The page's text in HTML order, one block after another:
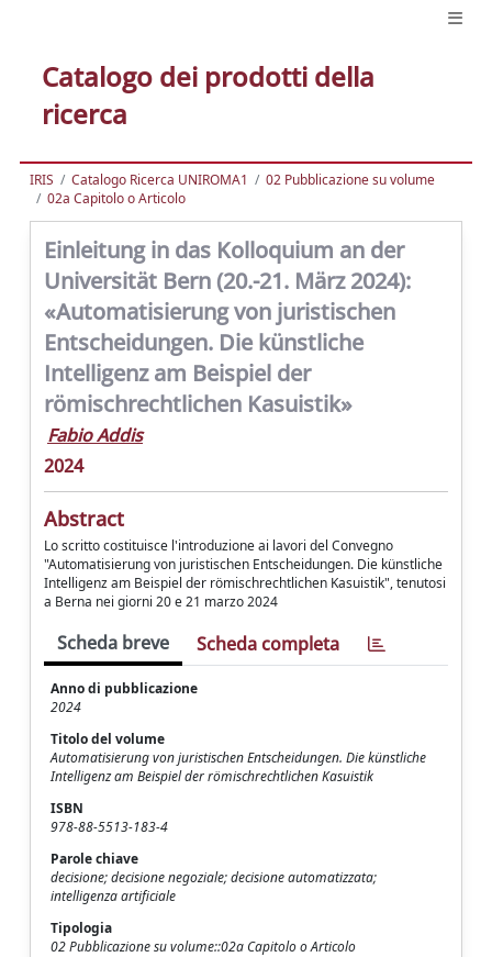
Catalogo dei prodotti della
ricerca
IRIS Catalogo Ricerca UNIROMA1
02 Pubblicazione su volume
02a Capitolo o Articolo
Einleitung in das Kolloquium an der
Universität Bern (20.-21. März 2024):
«Automatisierung von juristischen
Entscheidungen. Die künstliche
Intelligenz am Beispiel der
römischrechtlichen Kasuistik»
Fabio Addis
2024
Abstract
Lo scritto costituisce l'introduzione ai lavori del Convegno
"Automatisierung von juristischen Entscheidungen. Die künstliche
Intelligenz am Beispiel der römischrechtlichen Kasuistik", tenutosi
a Berna nei giorni 20 e 21 marzo 2024
Scheda breve Scheda completa
Anno di pubblicazione
2024
Titolo del volume
Automatisierung von juristischen Entscheidungen. Die künstliche
Intelligenz am Beispiel der römischrechtlichen Kasuistik
ISBN
978-88-5513-183-4
Parole chiave
decisione; decisione negoziale; decisione automatizzata;
intelligenza artificiale
Tipologia
02 Pubblicazione su volume::02a Capitolo o Articolo